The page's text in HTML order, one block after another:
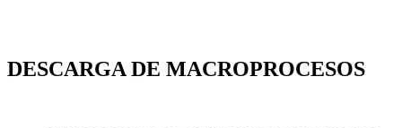
DESCARGA DE MACROPROCESOS